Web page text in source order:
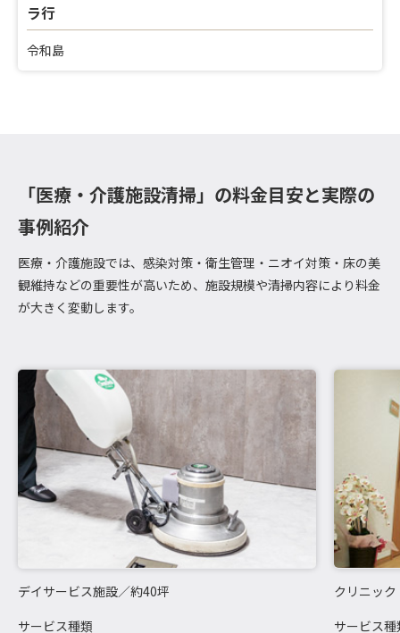
ラ行
令和島
「医療・介護施設清掃」の料金目安と実際の
事例紹介
医療・介護施設では、感染対策・衛生管理・ニオイ対策・床の美
観維持などの重要性が高いため、施設規模や清掃内容により料金
が大きく変動します。
デイサービス施設／約40坪
サービス種類
クリニッ
サービス種